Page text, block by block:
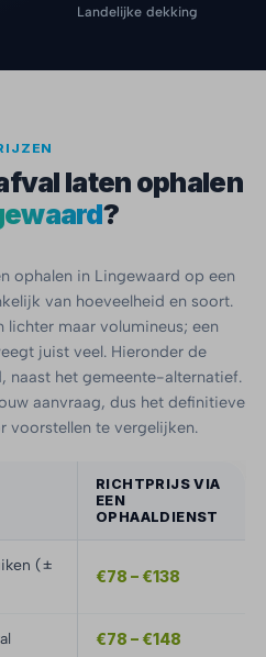
Landelijke dekking
laten ophalen
?
ophalen in Lingewaard op een
van hoeveelheid en soort.
lichter maar volumineus; een
juist veel. Hieronder de
naast het gemeente-alternatief.
aanvraag, dus het definitieve
voorstellen te vergelijken.
RICHTPRIJS VIA
EEN
OPHAALDIENST
(±
€78 – €138
€78 – €148